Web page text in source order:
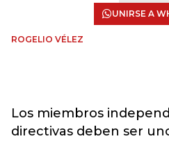
UNIRSE A
ROGELIO VÉLEZ
Los miembros
directivas deben ser